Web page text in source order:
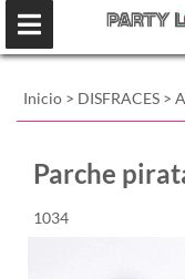
Inicio > DISFRACES >
Parche
1034